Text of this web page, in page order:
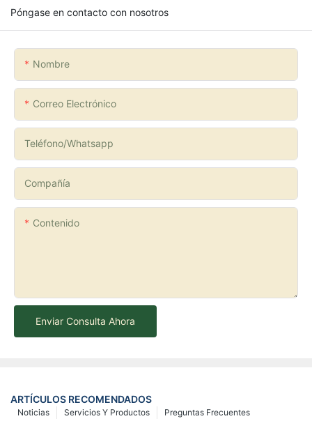
Póngase en contacto con nosotros
Nombre
Correo Electrónico
Teléfono/whatsapp
Compañía
Contenido
Enviar Consulta Ahora
ARTÍCULOS RECOMENDADOS
Preguntas Frecuentes
Servicios Y Productos
Noticias